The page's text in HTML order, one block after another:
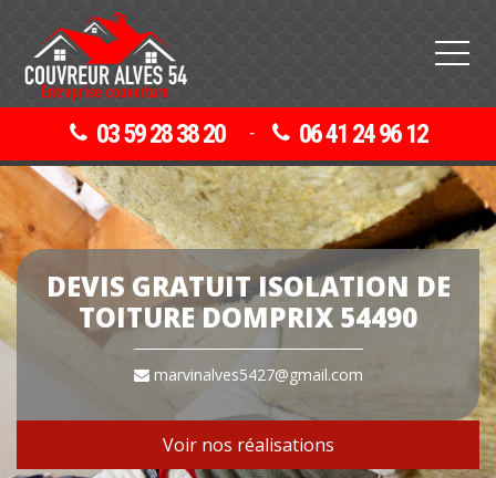
03 59 28 38 20 - 06 41 24 96 12
DEVIS GRATUIT ISOLATION DE
TOITURE DOMPRIX 54490
marvinalves5427@gmail.com
Voir nos réalisations